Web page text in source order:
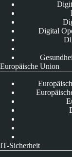
Digital
Europäische Union
IT-Sicherheit